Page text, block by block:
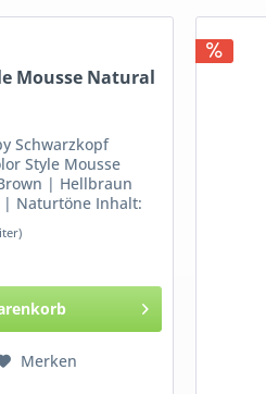
Mousse Natural
Schwarzkopf
Style Mousse
| Hellbraun
| Naturtöne Inhalt:
über das Color
Du benötigst
Merken